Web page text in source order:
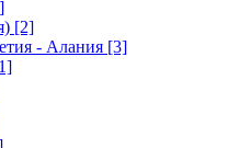
[2]
- Алания [3]